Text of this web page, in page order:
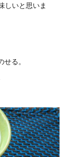
しいと思いま
る。